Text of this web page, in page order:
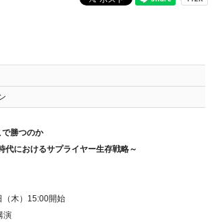
で勝つのか
代におけるサプライヤー生存戦略～
木）15:00開始